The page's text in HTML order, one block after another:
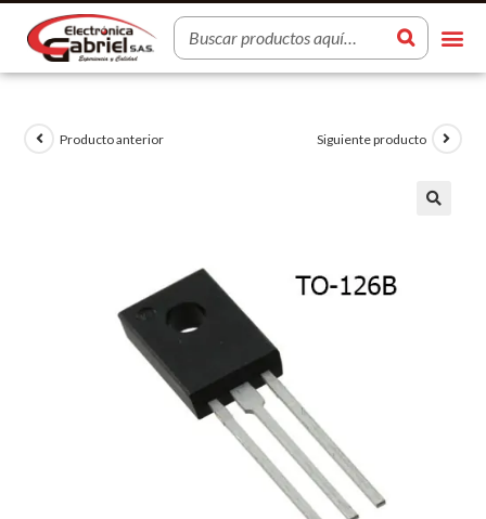
Producto anterior Siguiente producto